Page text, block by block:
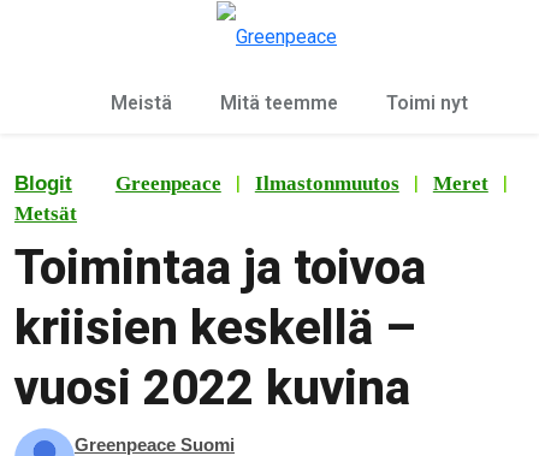
Meistä Mitä teemme Toimi nyt
Blogit Greenpeace | Ilmastonmuutos | Meret |
Metsät
Toimintaa ja toivoa
kriisien keskellä –
vuosi 2022 kuvina
Greenpeace Suomi